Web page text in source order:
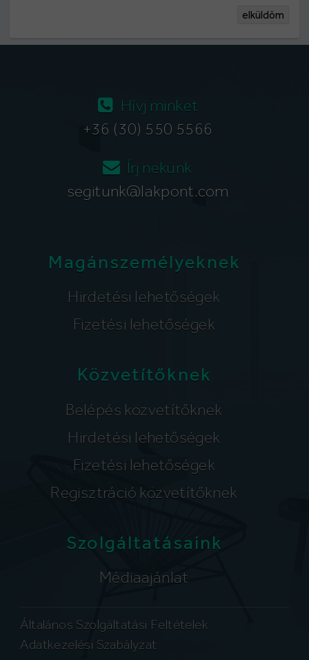
elküldöm
Hívj minket
+36 (30) 550 5566
Írj nekünk
segitunk@lakpont.com
Magánszemélyeknek
Hirdetési lehetőségek
Fizetési lehetőségek
Közvetítőknek
Belépés közvetítőknek
Hirdetési lehetőségek
Fizetési lehetőségek
Regisztráció közvetítőknek
Szolgáltatásaink
Médiaajánlat
Általános Szolgáltatási Feltételek
Adatkezelési Szabályzat